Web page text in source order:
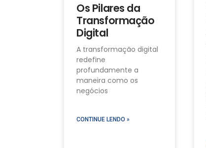
Os Pilares da
Transformação
Digital
A transformação digital
redefine
profundamente a
maneira como os
negócios
CONTINUE LENDO »